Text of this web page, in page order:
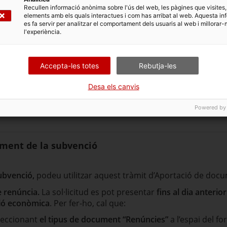
de subvencions en tràmit. Podeu consultar el número
tràmit.
de la subvenció
podeu utilitzar aquest tràmit d’Aportació de
renúncia. La sol·licitud es pot presentar fins al dia
econòmica. Per fer-ho, cal que:
el tipus de document “Renúncies” a l’espai del
Recullen informació anònima sobre l'ús del web, les pàgines que
elements amb els quals interactues i com has arribat al web. Aquesta
es fa servir per analitzar el comportament dels usuaris al web i millorar-
l'experiència.
Accepta-les totes Rebutja-les
Desa els canvis
Powered by